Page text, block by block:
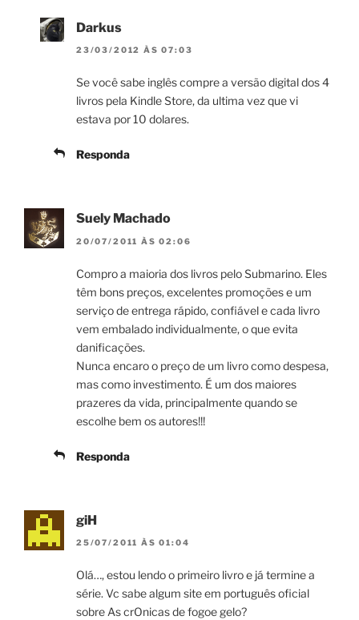
Darkus
23/03/2012 ÀS 07:03
Se você sabe inglês compre a versão digital dos 4
livros pela Kindle Store, da ultima vez que vi
estava por 10 dolares.
Responda
Suely Machado
20/07/2011 ÀS 02:06
Compro a maioria dos livros pelo Submarino. Eles
têm bons preços, excelentes promoções e um
serviço de entrega rápido, confiável e cada livro
vem embalado individualmente, o que evita
danificações.
Nunca encaro o preço de um livro como despesa,
mas como investimento. É um dos maiores
prazeres da vida, principalmente quando se
escolhe bem os autores!!!
Responda
giH
25/07/2011 ÀS 01:04
Olá…, estou lendo o primeiro livro e já termine a
série. Vc sabe algum site em português oficial
sobre As crOnicas de fogoe gelo?